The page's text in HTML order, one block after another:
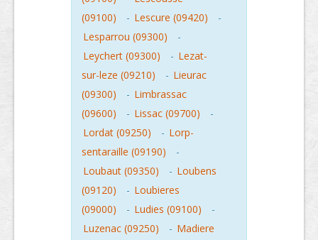
(09100)
- Lescure (09420)
-
Lesparrou (09300)
-
Leychert (09300)
- Lezat-
sur-leze (09210)
- Lieurac
(09300)
- Limbrassac
(09600)
- Lissac (09700)
-
Lordat (09250)
- Lorp-
sentaraille (09190)
-
Loubaut (09350)
- Loubens
(09120)
- Loubieres
(09000)
- Ludies (09100)
-
Luzenac (09250)
- Madiere